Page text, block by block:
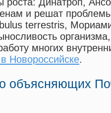
и решат
terrestris,
многих
Новороссийске.
объясняющих